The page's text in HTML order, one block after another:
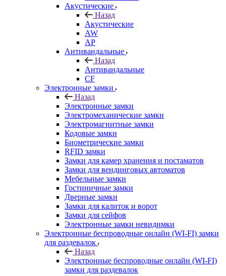
Акустические
Назад
Акустические
AW
AP
Антивандальные
Назад
Антивандальные
CF
Электронные замки
Назад
Электронные замки
Электромеханические замки
Электромагнитные замки
Кодовые замки
Биометрические замки
RFID замки
Замки для камер хранения и постаматов
Замки для вендинговых автоматов
Мебельные замки
Гостиничные замки
Дверные замки
Замки для калиток и ворот
Замки для сейфов
Электронные замки невидимки
Электронные беспроводные онлайн (WI-FI) замки
для раздевалок
Назад
Электронные беспроводные онлайн (WI-FI)
замки для раздевалок